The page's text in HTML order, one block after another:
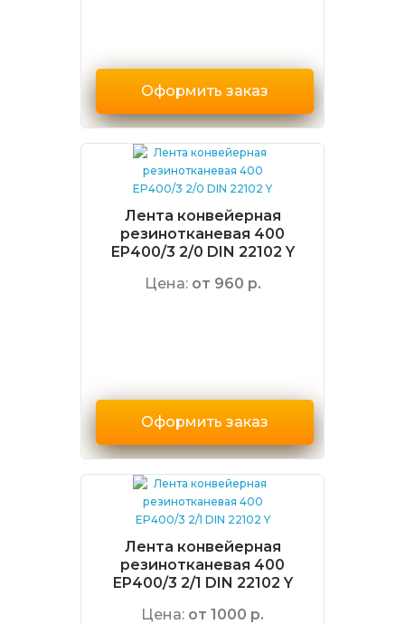
Оформить заказ
Лента конвейерная
резинотканевая 400
EP400/3 2/0 DIN 22102 Y
Цена: от 960 р.
Оформить заказ
Лента конвейерная
резинотканевая 400
EP400/3 2/1 DIN 22102 Y
Цена: от 1000 р.